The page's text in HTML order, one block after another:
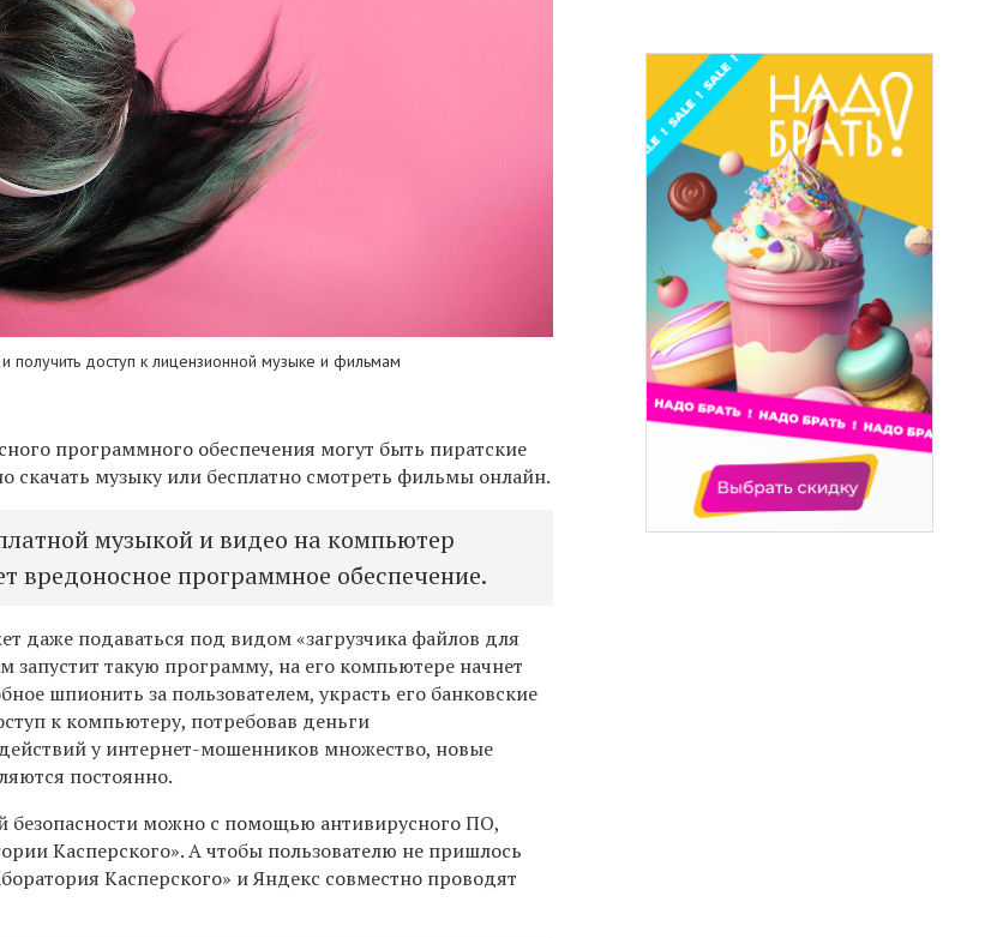
получить доступ к лицензионной музыке и фильмам
программного обеспечения могут быть пиратские
скачать музыку или бесплатно смотреть фильмы онлайн.
музыкой и видео на компьютер
вредоносное программное обеспечение.
даже подаваться под видом «загрузчика файлов для
запустит такую программу, на его компьютере начнет
шпионить за пользователем, украсть его банковские
к компьютеру, потребовав деньги
у интернет-мошенников множество, новые
постоянно.
безопасности можно с помощью антивирусного ПО,
Касперского». А чтобы пользователю не пришлось
Касперского» и Яндекс совместно проводят